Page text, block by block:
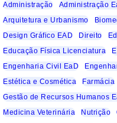
Administração Administração
Arquitetura e Urbanismo
Design Gráfico EAD
Direito
Educação Física Licenciatura
Engenharia Civil EaD
Estética e Cosmética
Farmácia
Gestão de Recursos Humanos
Medicina Veterinária
Nutrição